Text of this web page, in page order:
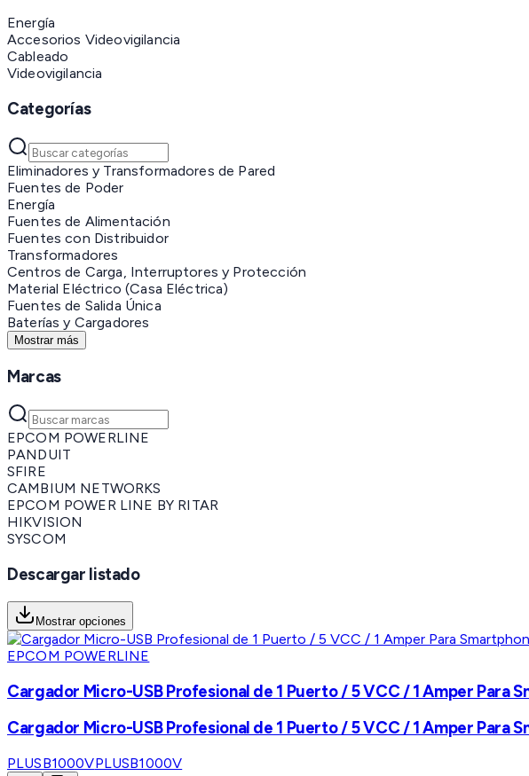
Energía
Accesorios Videovigilancia
Cableado
Videovigilancia
Categorías
Eliminadores y Transformadores de Pared
Fuentes de Poder
Energía
Fuentes de Alimentación
Fuentes con Distribuidor
Transformadores
Centros de Carga, Interruptores y Protección
Material Eléctrico (Casa Eléctrica)
Fuentes de Salida Única
Baterías y Cargadores
Mostrar más
Marcas
EPCOM POWERLINE
PANDUIT
SFIRE
CAMBIUM NETWORKS
EPCOM POWER LINE BY RITAR
HIKVISION
SYSCOM
Descargar listado
Mostrar opciones
EPCOM POWERLINE
Cargador Micro-USB Profesional de 1 Puerto / 5 VCC / 1 Amper
Cargador Micro-USB Profesional de 1 Puerto / 5 VCC / 1 Amper
PLUSB1000VPLUSB1000V